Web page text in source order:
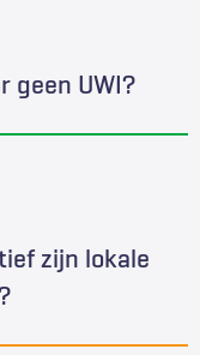
geen UWI?
zijn lokale